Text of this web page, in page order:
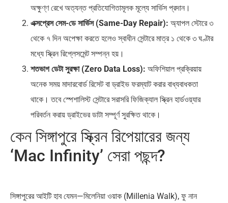
অক্ষুণ্ণ রেখে অত্যন্ত প্রতিযোগিতামূলক মূল্যে সার্ভিস প্রদান।
এক্সপ্রেস সেম-ডে সার্ভিস (Same-Day Repair): অ্যাপল স্টোরে ৩
থেকে ৭ দিন অপেক্ষা করতে হলেও স্বাধীন সেন্টারে মাত্র ১ থেকে ৩ ঘণ্টার
মধ্যে স্ক্রিন রিপ্লেসমেন্ট সম্পন্ন হয়।
শতভাগ ডেটা সুরক্ষা (Zero Data Loss): অফিশিয়াল প্রক্রিয়ায়
অনেক সময় মাদারবোর্ড রিসেট বা ড্রাইভ ফরম্যাট করার বাধ্যবাধকতা
থাকে। তবে স্পেশালিস্ট সেন্টারে সরাসরি ফিজিক্যাল স্ক্রিন হার্ডওয়্যার
পরিবর্তন করায় ড্রাইভের ডাটা সম্পূর্ণ সুরক্ষিত থাকে।
কেন সিঙ্গাপুরে স্ক্রিন রিপেয়ারের জন্য
‘Mac Infinity’ সেরা পছন্দ?
সিঙ্গাপুরের আইটি হাব যেমন—মিলেনিয়া ওয়াক (Millenia Walk), ফু নান